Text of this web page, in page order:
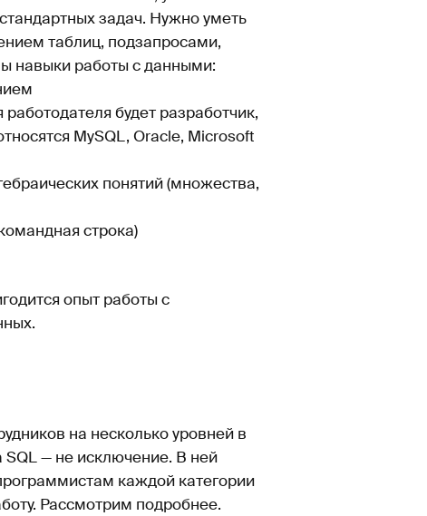
задач. Нужно уметь
таблиц, подзапросами,
навыки работы с данными:
будет разработчик,
MySQL, Oracle, Microsoft
понятий (множества,
строка)
опыт работы с
на несколько уровней в
— не исключение. В ней
каждой категории
Рассмотрим подробнее.